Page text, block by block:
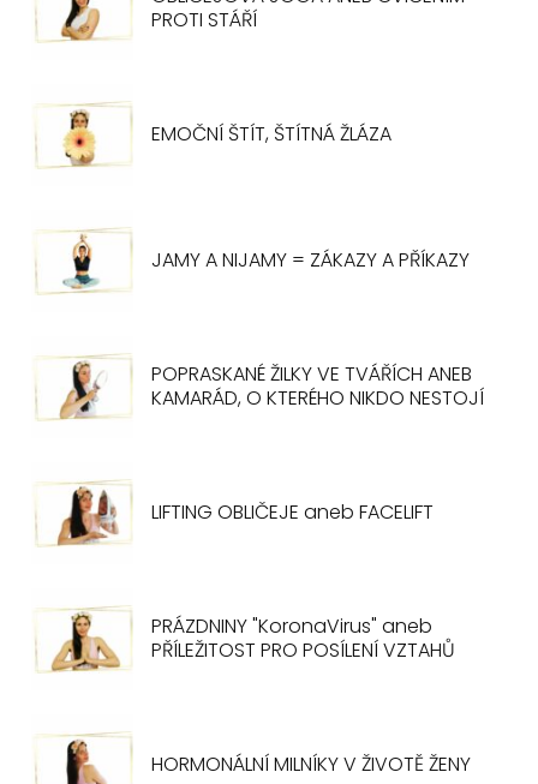
PROTI STÁŘÍ
EMOČNÍ ŠTÍT, ŠTÍTNÁ ŽLÁZA
JAMY A NIJAMY = ZÁKAZY A PŘÍKAZY
POPRASKANÉ ŽILKY VE TVÁŘÍCH ANEB
KAMARÁD, O KTERÉHO NIKDO NESTOJÍ
LIFTING OBLIČEJE aneb FACELIFT
PRÁZDNINY "KoronaVirus" aneb
PŘÍLEŽITOST PRO POSÍLENÍ VZTAHŮ
HORMONÁLNÍ MILNÍKY V ŽIVOTĚ ŽENY